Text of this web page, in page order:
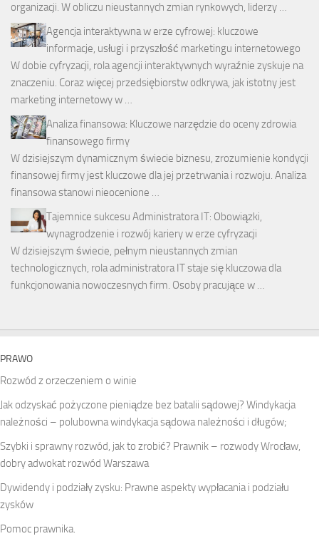
organizacji. W obliczu nieustannych zmian rynkowych, liderzy …
Agencja interaktywna w erze cyfrowej: kluczowe
informacje, usługi i przyszłość marketingu internetowego
W dobie cyfryzacji, rola agencji interaktywnych wyraźnie zyskuje na
znaczeniu. Coraz więcej przedsiębiorstw odkrywa, jak istotny jest
marketing internetowy w …
Analiza finansowa: Kluczowe narzędzie do oceny zdrowia
finansowego firmy
W dzisiejszym dynamicznym świecie biznesu, zrozumienie kondycji
finansowej firmy jest kluczowe dla jej przetrwania i rozwoju. Analiza
finansowa stanowi nieocenione …
Tajemnice sukcesu Administratora IT: Obowiązki,
wynagrodzenie i rozwój kariery w erze cyfryzacji
W dzisiejszym świecie, pełnym nieustannych zmian
technologicznych, rola administratora IT staje się kluczowa dla
funkcjonowania nowoczesnych firm. Osoby pracujące w …
PRAWO
Rozwód z orzeczeniem o winie
Jak odzyskać pożyczone pieniądze bez batalii sądowej? Windykacja
należności – polubowna windykacja sądowa należności i długów;
Szybki i sprawny rozwód, jak to zrobić? Prawnik – rozwody Wrocław,
dobry adwokat rozwód Warszawa
Dywidendy i podziały zysku: Prawne aspekty wypłacania i podziału
zysków
Pomoc prawnika.